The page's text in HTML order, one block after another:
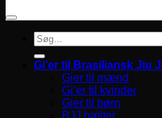
Søg
efter:
Gi’er til Brasiliansk Jiu
Gier til mænd
Gi’er til kvinder
Gier til børn
BJJ bælter